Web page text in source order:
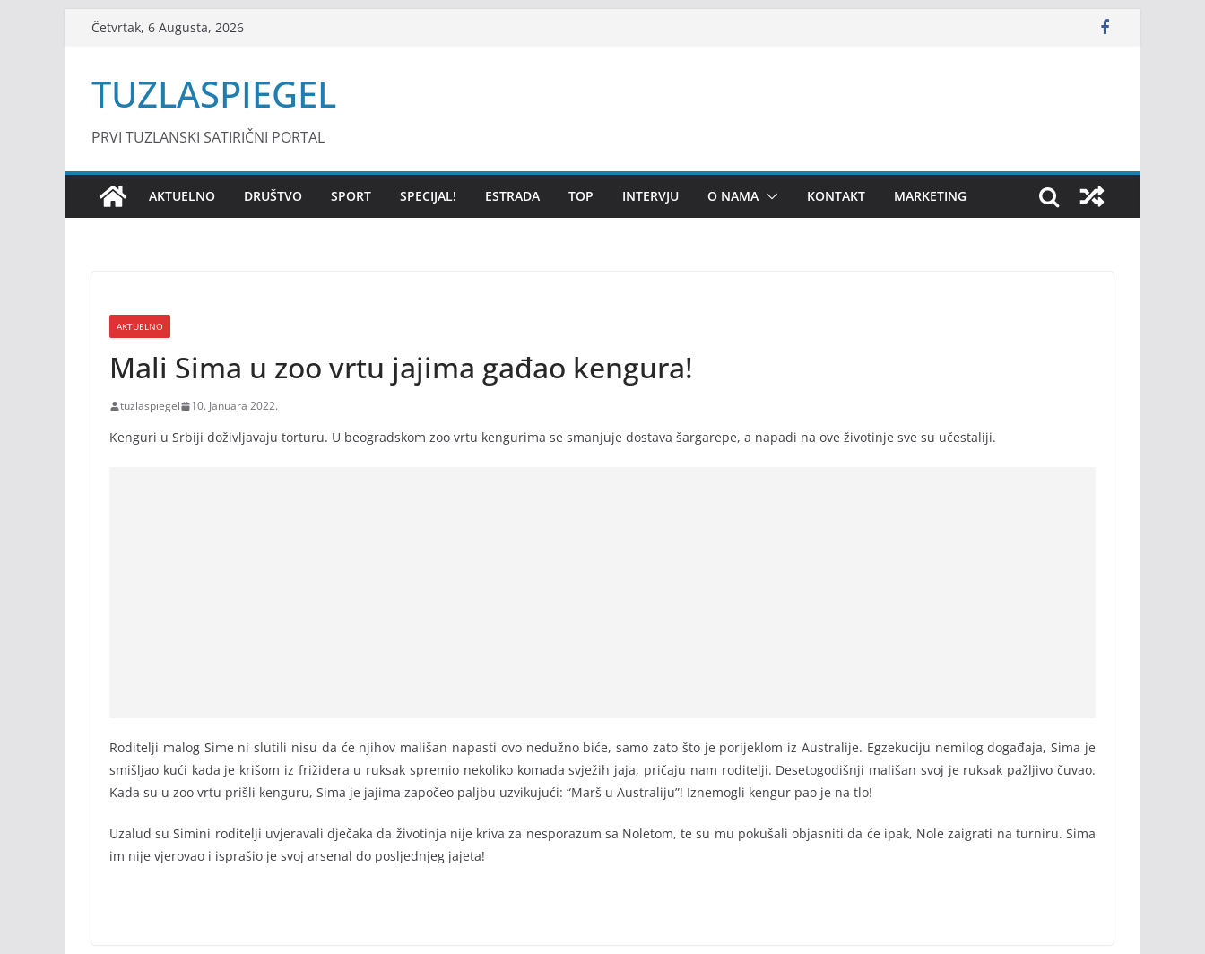
Četvrtak, 6 Augusta, 2026
TUZLASPIEGEL
PRVI TUZLANSKI SATIRIČNI PORTAL
AKTUELNO DRUŠTVO SPORT SPECIJAL! ESTRADA TOP INTERVJU O NAMA KONTAKT MARKETING
AKTUELNO
Mali Sima u zoo vrtu jajima gađao kengura!
tuzlaspiegel 10. Januara 2022.
Kenguri u Srbiji doživljavaju torturu. U beogradskom zoo vrtu kengurima se smanjuje dostava šargarepe, a napadi na ove životinje sve su učestaliji.
Roditelji malog Sime ni slutili nisu da će njihov mališan napasti ovo nedužno biće, samo zato što je porijeklom iz Australije. Egzekuciju nemilog događaja, Sima je
smišljao kući kada je krišom iz frižidera u ruksak spremio nekoliko komada svježih jaja, pričaju nam roditelji. Desetogodišnji mališan svoj je ruksak pažljivo čuvao.
Kada su u zoo vrtu prišli kenguru, Sima je jajima započeo paljbu uzvikujući: “Marš u Australiju”! Iznemogli kengur pao je na tlo!
Uzalud su Simini roditelji uvjeravali dječaka da životinja nije kriva za nesporazum sa Noletom, te su mu pokušali objasniti da će ipak, Nole zaigrati na turniru. Sima
im nije vjerovao i isprašio je svoj arsenal do posljednjeg jajeta!